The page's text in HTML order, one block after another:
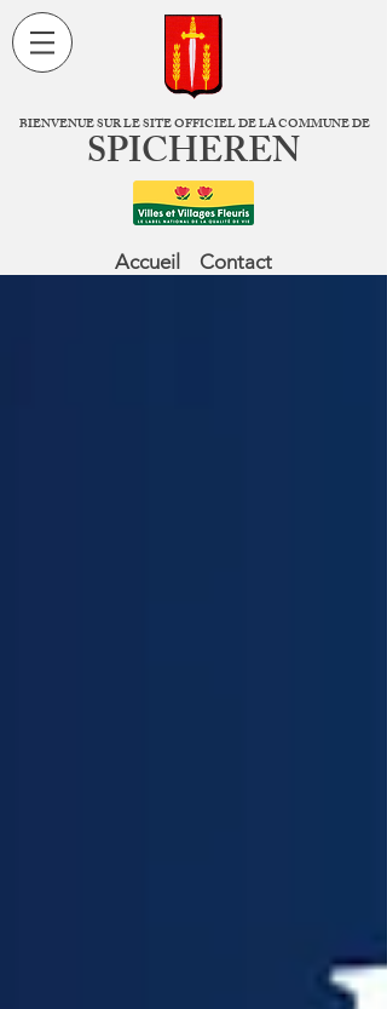
BIENVENUE SUR LE SITE OFFICIEL DE LA COMMUNE DE
SPICHEREN
Accueil Contact